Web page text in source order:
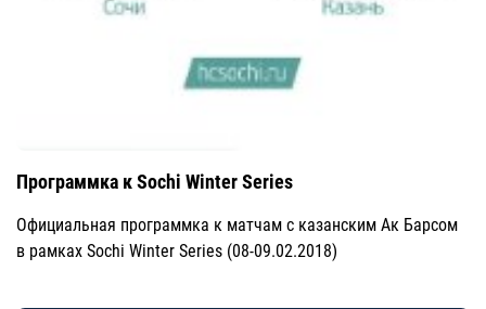
Программка к Sochi Winter Series
Официальная программка к матчам с казанским Ак Барсом
в рамках Sochi Winter Series (08-09.02.2018)